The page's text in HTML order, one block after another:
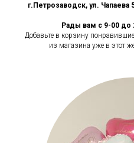
г.Петрозаводск, ул.
Рады вам с 9-00
Добавьте в корзину
из магазина уже в этот